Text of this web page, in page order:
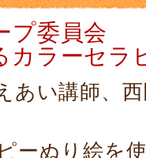
プ委員会
カラーセラ
あい講師、
ーぬり絵を